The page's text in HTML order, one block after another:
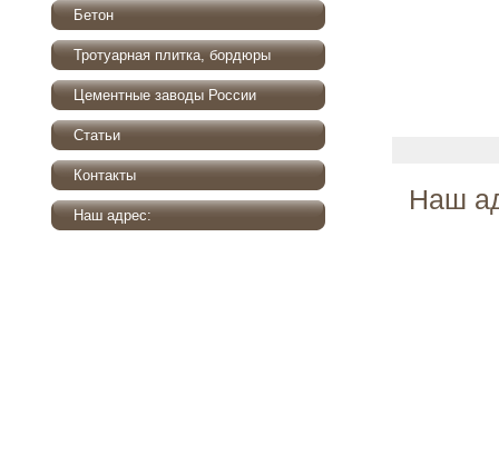
Бетон
Тротуарная плитка, бордюры
Цементные заводы России
Статьи
Контакты
Наш адрес:
Наш